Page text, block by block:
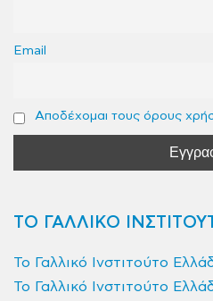
Email
Αποδέχομαι τους όρους
ΤΟ ΓΑΛΛΙΚΟ
Το Γαλλικό Ινστιτούτο
Το Γαλλικό Ινστιτούτο